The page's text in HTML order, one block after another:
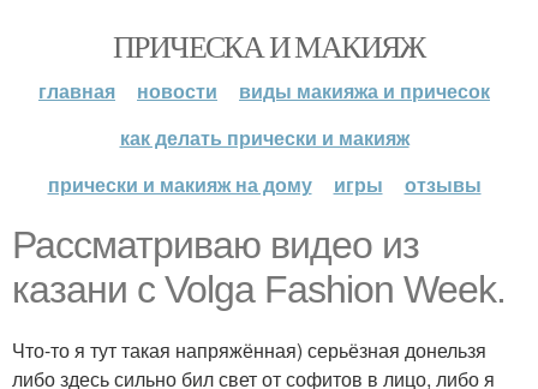
ПРИЧЕСКА И МАКИЯЖ
главная новости
виды макияжа и причесок
как делать прически и макияж
прически и макияж на дому
игры отзывы
Рассматриваю видео из
казани с Volga Fashion Week.
Что-то я тут такая напряжённая) серьёзная донельзя
либо здесь сильно бил свет от софитов в лицо, либо я